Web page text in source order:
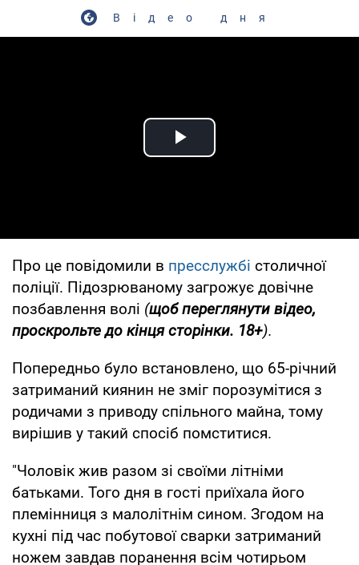
Відео дня
Play Video
Про це повідомили в пресслужбі столичної
поліції. Підозрюваному загрожує довічне
позбавлення волі (щоб переглянути відео,
проскрольте до кінця сторінки. 18+).
Попередньо було встановлено, що 65-річний
затриманий киянин не зміг порозумітися з
родичами з приводу спільного майна, тому
вирішив у такий спосіб помститися.
"Чоловік жив разом зі своїми літніми
батьками. Того дня в гості приїхала його
племінниця з малолітнім сином. Згодом на
кухні під час побутової сварки затриманий
ножем завдав поранення всім чотирьом